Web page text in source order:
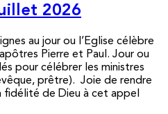
2026
au jour ou l’Eglise célèbre
Pierre et Paul. Jour ou
pour célébrer les ministres
prêtre). Joie de rendre
fidélité de Dieu à cet appel